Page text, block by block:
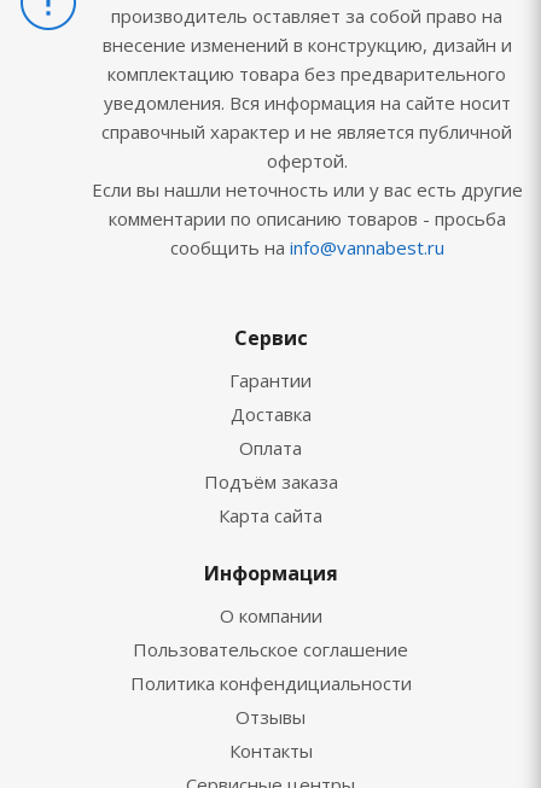
производитель оставляет за собой право на
внесение изменений в конструкцию, дизайн и
комплектацию товара без предварительного
уведомления. Вся информация на сайте носит
справочный характер и не является публичной
офертой.
Если вы нашли неточность или у вас есть другие
комментарии по описанию товаров - просьба
сообщить на info@vannabest.ru
Сервис
Гарантии
Доставка
Оплата
Подъём заказа
Карта сайта
Информация
О компании
Пользовательское соглашение
Политика конфендициальности
Отзывы
Контакты